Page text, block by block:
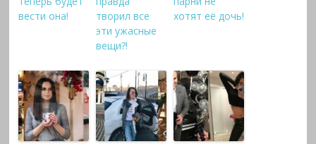
вести она!
творил все
эти ужасные
вещи?!
хотят её дочь!